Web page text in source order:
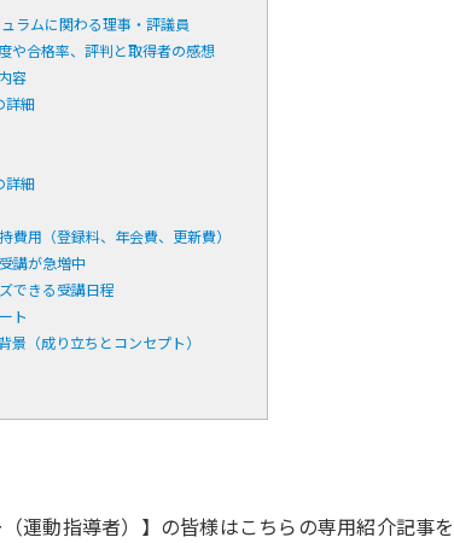
ラムに関わる理事・評議員
や合格率、評判と取得者の感想
容
詳細
詳細
費用（登録料、年会費、更新費）
講が急増中
できる受講日程
ト
景（成り立ちとコンセプト）
（運動指導者）】の皆様はこちらの専用紹介記事